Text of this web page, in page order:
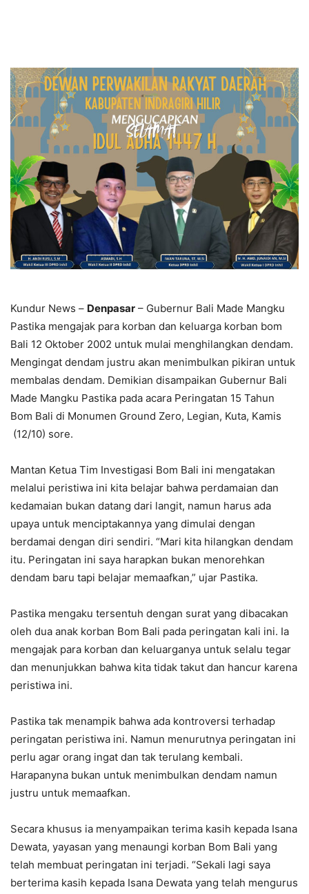
Kundur News – Denpasar – Gubernur Bali Made Mangku
Pastika mengajak para korban dan keluarga korban bom
Bali 12 Oktober 2002 untuk mulai menghilangkan dendam.
Mengingat dendam justru akan menimbulkan pikiran untuk
membalas dendam. Demikian disampaikan Gubernur Bali
Made Mangku Pastika pada acara Peringatan 15 Tahun
Bom Bali di Monumen Ground Zero, Legian, Kuta, Kamis
(12/10) sore.
Mantan Ketua Tim Investigasi Bom Bali ini mengatakan
melalui peristiwa ini kita belajar bahwa perdamaian dan
kedamaian bukan datang dari langit, namun harus ada
upaya untuk menciptakannya yang dimulai dengan
berdamai dengan diri sendiri. “Mari kita hilangkan dendam
itu. Peringatan ini saya harapkan bukan menorehkan
dendam baru tapi belajar memaafkan,” ujar Pastika.
Pastika mengaku tersentuh dengan surat yang dibacakan
oleh dua anak korban Bom Bali pada peringatan kali ini. Ia
mengajak para korban dan keluarganya untuk selalu tegar
dan menunjukkan bahwa kita tidak takut dan hancur karena
peristiwa ini.
Pastika tak menampik bahwa ada kontroversi terhadap
peringatan peristiwa ini. Namun menurutnya peringatan ini
perlu agar orang ingat dan tak terulang kembali.
Harapanyna bukan untuk menimbulkan dendam namun
justru untuk memaafkan.
Secara khusus ia menyampaikan terima kasih kepada Isana
Dewata, yayasan yang menaungi korban Bom Bali yang
telah membuat peringatan ini terjadi. “Sekali lagi saya
berterima kasih kepada Isana Dewata yang telah mengurus